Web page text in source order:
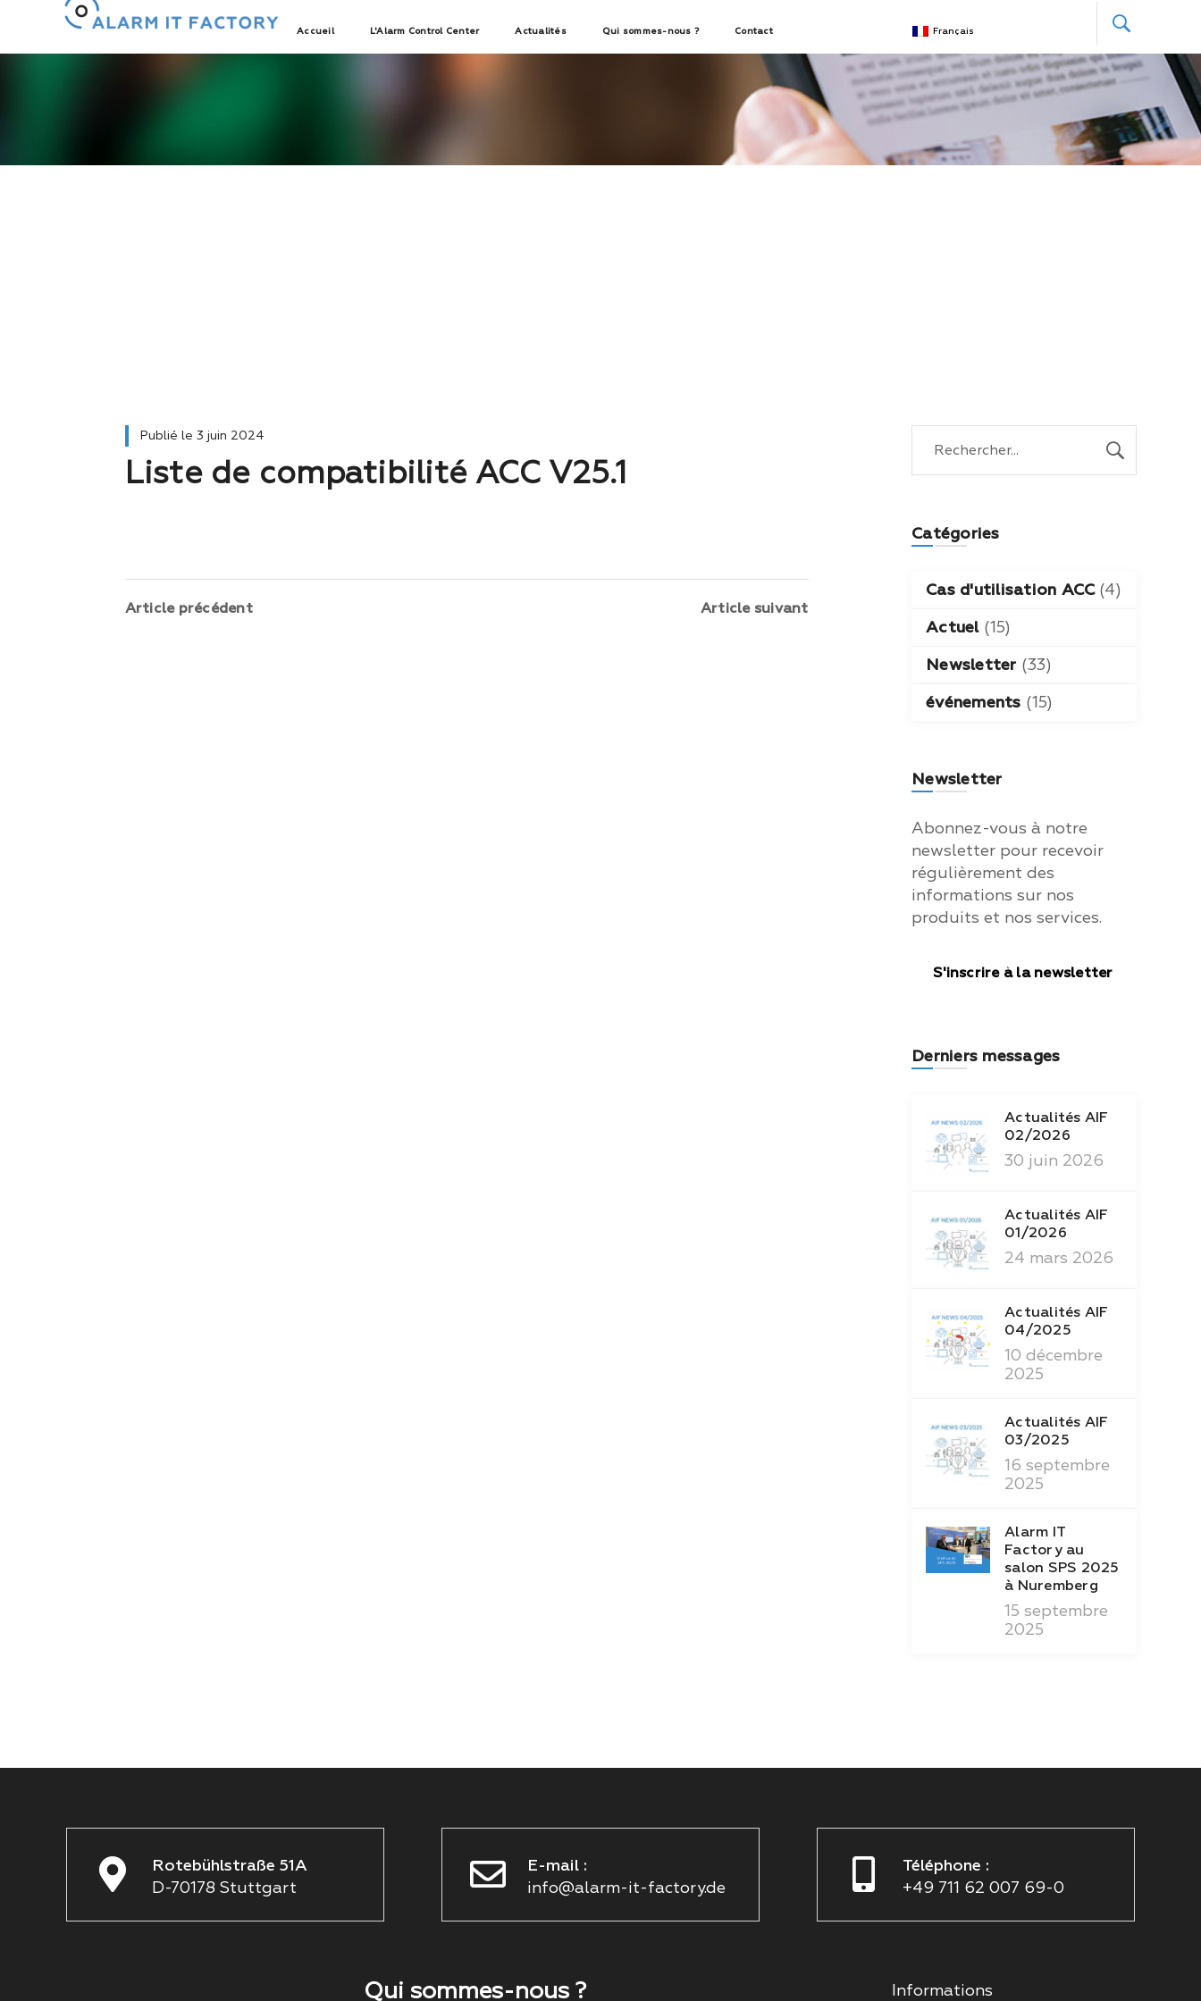
Accueil L'Alarm Control Center Actualités Qui sommes-nous ? Contact Français
Publié le 3 juin 2024
Liste de compatibilité ACC V25.1
Article précédent Article suivant
Catégories
Cas d'utilisation ACC(4)
Actuel(15)
Newsletter(33)
événements (15)
Newsletter
Abonnez-vous à notre
newsletter pour recevoir
régulièrement des
informations sur nos
produits et nos services.
S'inscrire à la newsletter
Derniers messages
Actualités AIF
02/2026
30 juin 2026
Actualités AIF
01/2026
24 mars 2026
Actualités AIF
04/2025
10 décembre
2025
Actualités AIF
03/2025
16 septembre
2025
Alarm IT
Factory au
salon SPS 2025
à Nuremberg
15 septembre
2025
Rotebühlstraße 51A
D-70178 Stuttgart
E-mail :
info@alarm-it-factory.de
Téléphone :
+49 711 62 007 69-0
Qui sommes-nous ? Informations